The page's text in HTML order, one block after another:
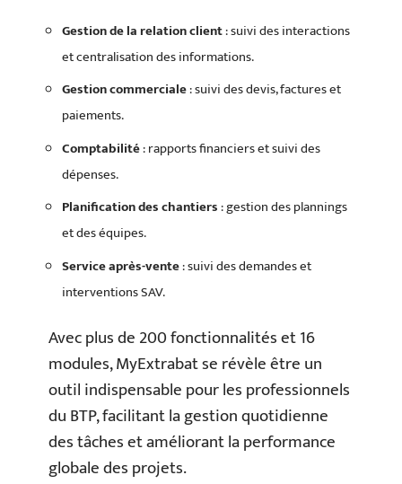
Gestion de la relation client: suivi des interactions
et centralisation des informations.
Gestion commerciale: suivi des devis, factures et
paiements.
Comptabilité: rapports financiers et suivi des
dépenses.
Planification des chantiers: gestion des plannings
et des équipes.
Service après-vente: suivi des demandes et
interventions SAV.
Avec plus de 200 fonctionnalités et 16
modules, MyExtrabat se révèle être un
outil indispensable pour les professionnels
du BTP, facilitant la gestion quotidienne
des tâches et améliorant la performance
globale des projets.